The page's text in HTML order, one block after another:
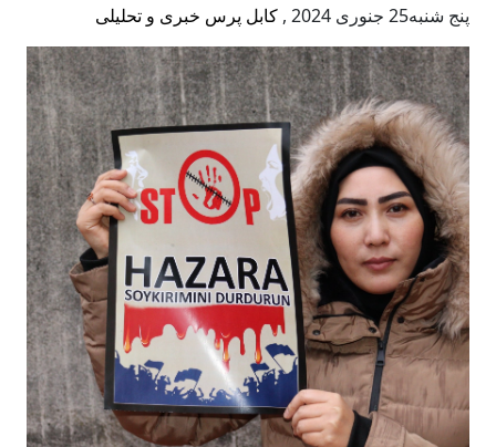
پنج شنبه25 جنوری 2024 , کابل پرس خبری و تحلیلی